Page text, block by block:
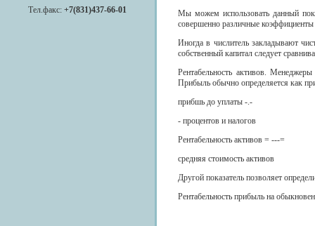
Тел.факс: +7(831)437-66-01
Мы можем использовать данный
совершенно различные коэффициенты
Иногда в числитель закладывают
собственный капитал следует
Рентабельность активов.
Прибыль обычно определяется как
прибшь до уплаты -.-
- процентов и налогов
Рентабельность активов = ---=
средняя стоимость активов
Другой показатель позволяет
Рентабельность прибыль на